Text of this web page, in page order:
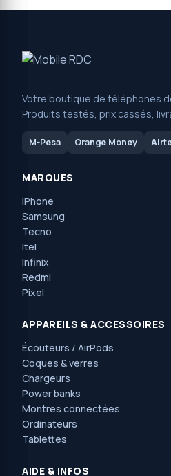
Votre boutique de téléphones
Produits testés, prix cassés,
M-Pesa Orange Money
MARQUES
iPhone
Samsung
Tecno
Itel
Infinix
Redmi
Pixel
APPAREILS & ACCESSOIRES
Écouteurs / AirPods
Coques & verres
Chargeurs
Power banks
Montres connectées
Ordinateurs
Tablettes
AIDE & INFOS